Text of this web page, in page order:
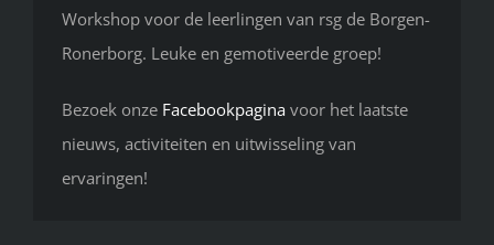
Workshop voor de leerlingen van rsg de Borgen-
Ronerborg. Leuke en gemotiveerde groep!
Bezoek onze Facebookpagina voor het laatste
nieuws, activiteiten en uitwisseling van
ervaringen!